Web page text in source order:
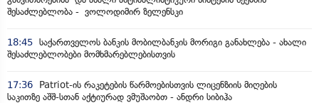
შესაძლებლობა - ვოლოდიმირ ზელენსკი
18:45 საქართველოს ბანკის მობილბანკის მორიგი განახლება - ახალი
შესაძლებლობები მომხმარებლებისთვის
17:36
Patriot-ის რაკეტების წარმოებისთვის ლიცენზიის მიღების
საკითზე აშშ-სთან აქტიურად ვმუშაობთ - ანდრი სიბიჰა